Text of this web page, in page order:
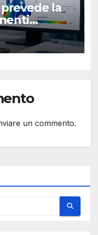
la
in 3D
un commento.